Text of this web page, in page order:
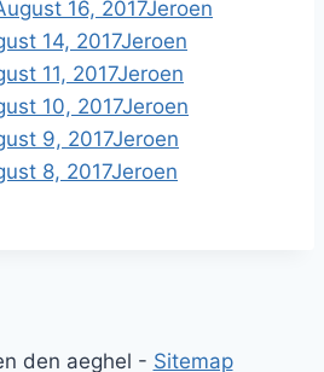
16, 2017Jeroen
14, 2017Jeroen
11, 2017Jeroen
10, 2017Jeroen
9, 2017Jeroen
8, 2017Jeroen
den aeghel - Sitemap